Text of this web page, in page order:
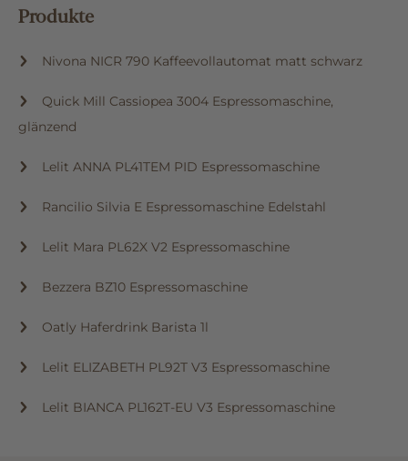
Produkte
Nivona NICR 790 Kaffeevollautomat matt schwarz
Quick Mill Cassiopea 3004 Espressomaschine,
glänzend
Lelit ANNA PL41TEM PID Espressomaschine
Rancilio Silvia E Espressomaschine Edelstahl
Lelit Mara PL62X V2 Espressomaschine
Bezzera BZ10 Espressomaschine
Oatly Haferdrink Barista 1l
Lelit ELIZABETH PL92T V3 Espressomaschine
Lelit BIANCA PL162T-EU V3 Espressomaschine